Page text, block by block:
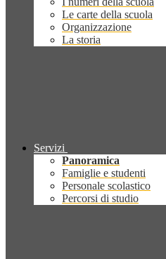
Le carte della scuola
Organizzazione
La storia
Servizi
Panoramica
Famiglie e studenti
Personale scolastico
Percorsi di studio